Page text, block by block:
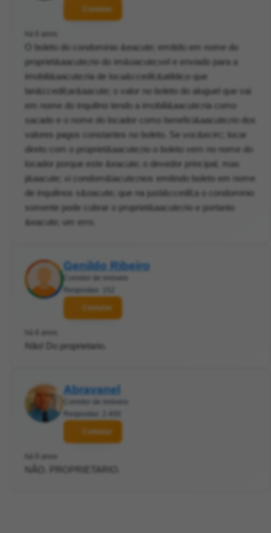
Contatar
há 6 anos
O boleto do condominio &eacute; emitido em nome do
propriet&aacute;rio do im&oacute;vel e enviado para a
imobili&aacute;ria de loca&ccedil;&atilde;o que
lan&ccedil;ar&aacute; o valor no boleto do aluguel que vai
em nome do inquilino tendo a imobili&aacute;ria como
sacado e o nome do locador como benefici&aacute;rio dos
valores pagos constantes no boleto. Se voc&ecirc; locar
direto com o propriet&aacute;rio o boleto vem no nome do
locador porque este &eacute; o devedor principal, mas
j&aacute; vi condom&iacute;nios emitindo boleto em nome
de inquilinos s&oacute; que na justi&ccedil;a o condominio
somente pode cobrar o propriet&aacute;rio e portanto
&eacute; um erro.
Genildo Ribeiro
Corretor de imóveis
Respostas: 152
Contatar
há 6 anos
Não! Do proprietario.
Abravanel
Corretor de imóveis
Respostas: 2.400
Contatar
há 6 anos